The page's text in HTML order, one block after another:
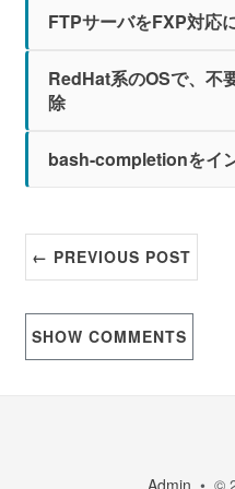
FTPサーバをFXP対応
RedHat系のOSで、不
除
bash-completionをイ
← PREVIOUS POST
SHOWCOMMENTS
Admin • ©